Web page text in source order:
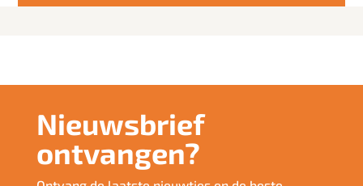
Nieuwsbrief
ontvangen?